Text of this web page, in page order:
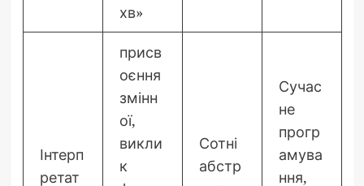
хв»
Інтерп
ретат
присв
оєння
змінн
ої,
викли
к
Сотні
абстр
Сучас
не
прогр
амува
ння,